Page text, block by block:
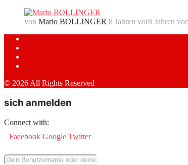
von Mario BOLLINGER 8 Jahren vor8 Jahren vor
© 2026 All Rights Reserved
sich anmelden
Connect with:
Facebook Google Twitter